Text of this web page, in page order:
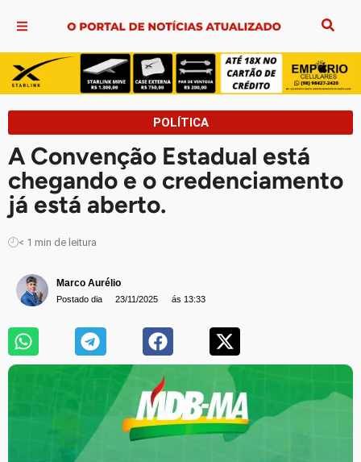
POLÍTICA
A Convenção Estadual está
chegando e o credenciamento
já está aberto.
< 1 min de leitura
Marco Aurélio
Postado dia 23/11/2025 ás 13:33